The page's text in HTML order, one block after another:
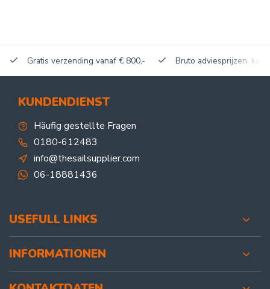
Gratis verzending vanaf € 800,- Bruto adviesprijzen,
KUNDENDIENST
Häufig gestellte Fragen
0180-612483
info@thesailsupplier.com
06-18881436
USEFULL LINKS
INFORMATIONEN